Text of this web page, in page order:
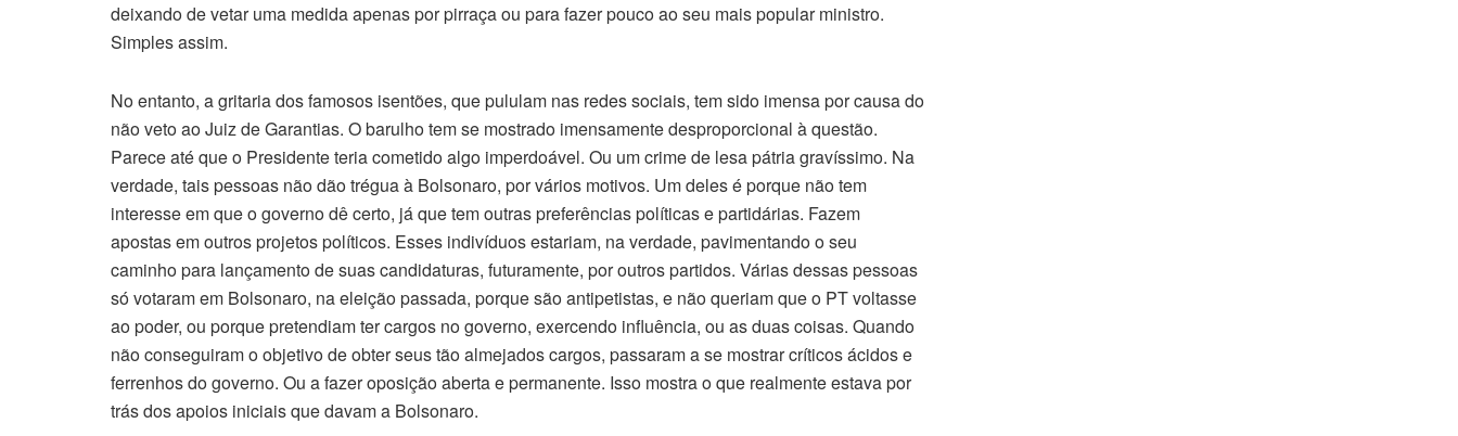
deixando de vetar uma medida apenas por pirraça ou para fazer pouco ao seu mais popular ministro.
Simples assim.
No entanto, a gritaria dos famosos isentões, que pululam nas redes sociais, tem sido imensa por causa do
não veto ao Juiz de Garantias. O barulho tem se mostrado imensamente desproporcional à questão.
Parece até que o Presidente teria cometido algo imperdoável. Ou um crime de lesa pátria gravíssimo. Na
verdade, tais pessoas não dão trégua à Bolsonaro, por vários motivos. Um deles é porque não tem
interesse em que o governo dê certo, já que tem outras preferências políticas e partidárias. Fazem
apostas em outros projetos políticos. Esses indivíduos estariam, na verdade, pavimentando o seu
caminho para lançamento de suas candidaturas, futuramente, por outros partidos. Várias dessas pessoas
só votaram em Bolsonaro, na eleição passada, porque são antipetistas, e não queriam que o PT voltasse
ao poder, ou porque pretendiam ter cargos no governo, exercendo influência, ou as duas coisas. Quando
não conseguiram o objetivo de obter seus tão almejados cargos, passaram a se mostrar críticos ácidos e
ferrenhos do governo. Ou a fazer oposição aberta e permanente. Isso mostra o que realmente estava por
trás dos apoios iniciais que davam a Bolsonaro.